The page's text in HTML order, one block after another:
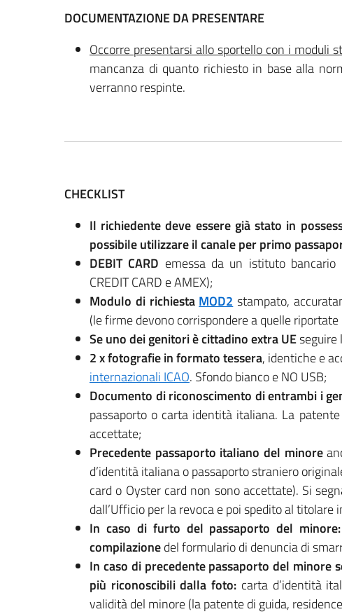
DOCUMENTAZIONE DA PRESENTARE
Occorre presentarsi allo sportello con i moduli
mancanza di quanto richiesto in base alla
verranno respinte.
CHECKLIST
Il richiedente deve essere già stato in
possibile utilizzare il canale per primo
DEBIT CARD emessa da un istituto bancario
CREDIT CARD e AMEX);
Modulo di richiesta MOD2 stampato,
(le firme devono corrispondere a quelle
Seuno dei genitori è cittadino extra UEseguire
2 x fotografie in formato tessera, identiche e
internazionali ICAO. Sfondo bianco e NO USB;
Documento di riconoscimento di entrambi i
passaporto o carta identità italiana. La
accettate;
Precedente passaporto italiano del minore
d’identità italiana o passaporto straniero
card o Oyster card non sono accettate). Si
dall’Ufficio per la revoca e poi spedito al titolare
In caso di furto del passaporto del minore:
compilazionedel formulario di denuncia di
In caso di precedente passaporto del
più riconoscibili dalla foto: carta d’identità
validità del minore (la patente di guida,